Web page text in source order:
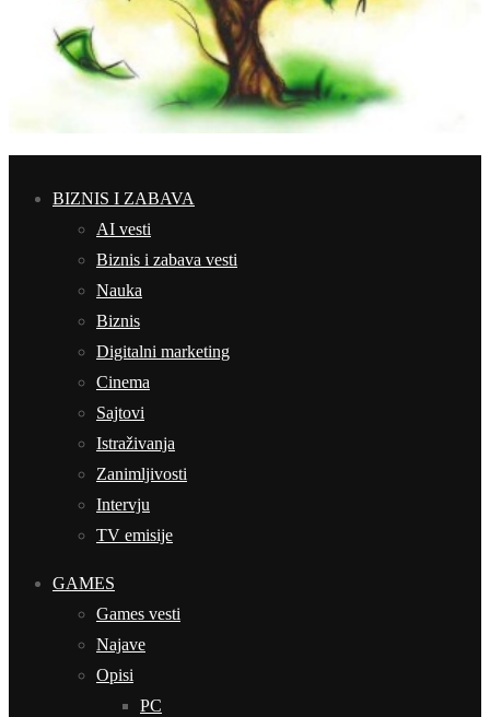
BIZNIS I ZABAVA
AI vesti
Biznis i zabava vesti
Nauka
Biznis
Digitalni marketing
Cinema
Sajtovi
Istraživanja
Zanimljivosti
Intervju
TV emisije
GAMES
Games vesti
Najave
Opisi
PC